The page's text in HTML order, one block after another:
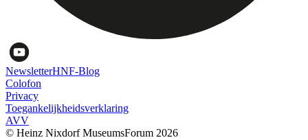
NewsletterHNF-Blog
Colofon
Privacy
Toegankelijkheidsverklaring
AVV
© Heinz Nixdorf MuseumsForum 2026